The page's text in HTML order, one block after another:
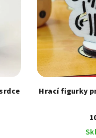
Hrací figurky